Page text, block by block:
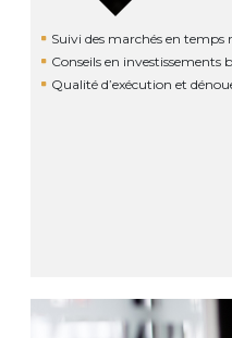
Suivi des marchés en temps
Conseils en investissements
Qualité d’exécution et